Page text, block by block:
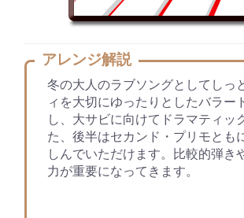
アレンジ解説
冬の大人のラブソングとしてしっ
ィを大切にゆったりとしたバラ
し、大サビに向けてドラマティッ
た、後半はセカンド・プリモとも
しんでいただけます。比較的弾
力が重要になってきます。